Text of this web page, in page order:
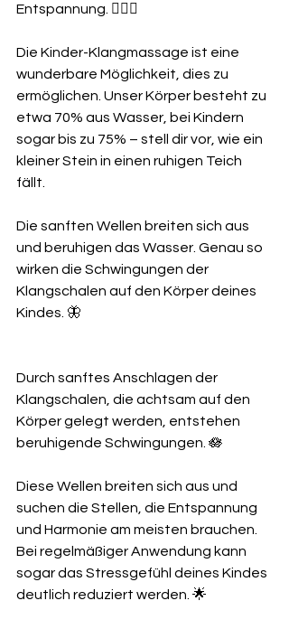
Entspannung. 🧘🏼‍♂️
Die Kinder-Klangmassage ist eine
wunderbare Möglichkeit, dies zu
ermöglichen. Unser Körper besteht zu
etwa 70% aus Wasser, bei Kindern
sogar bis zu 75% – stell dir vor, wie ein
kleiner Stein in einen ruhigen Teich
fällt.
Die sanften Wellen breiten sich aus
und beruhigen das Wasser. Genau so
wirken die Schwingungen der
Klangschalen auf den Körper deines
Kindes. 🦋
Durch sanftes Anschlagen der
Klangschalen, die achtsam auf den
Körper gelegt werden, entstehen
beruhigende Schwingungen. 🪷
Diese Wellen breiten sich aus und
suchen die Stellen, die Entspannung
und Harmonie am meisten brauchen.
Bei regelmäßiger Anwendung kann
sogar das Stressgefühl deines Kindes
deutlich reduziert werden. 🌟